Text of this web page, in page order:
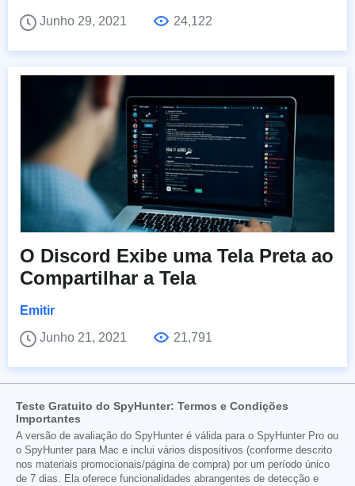
Junho 29, 2021
24,122
O Discord Exibe uma Tela Preta ao
Compartilhar a Tela
Emitir
Junho 21, 2021
21,791
Teste Gratuito do SpyHunter: Termos e Condições
Importantes
A versão de avaliação do SpyHunter é válida para o SpyHunter Pro ou
o SpyHunter para Mac e inclui vários dispositivos (conforme descrito
nos materiais promocionais/página de compra) por um período único
de 7 dias. Ela oferece funcionalidades abrangentes de detecção e